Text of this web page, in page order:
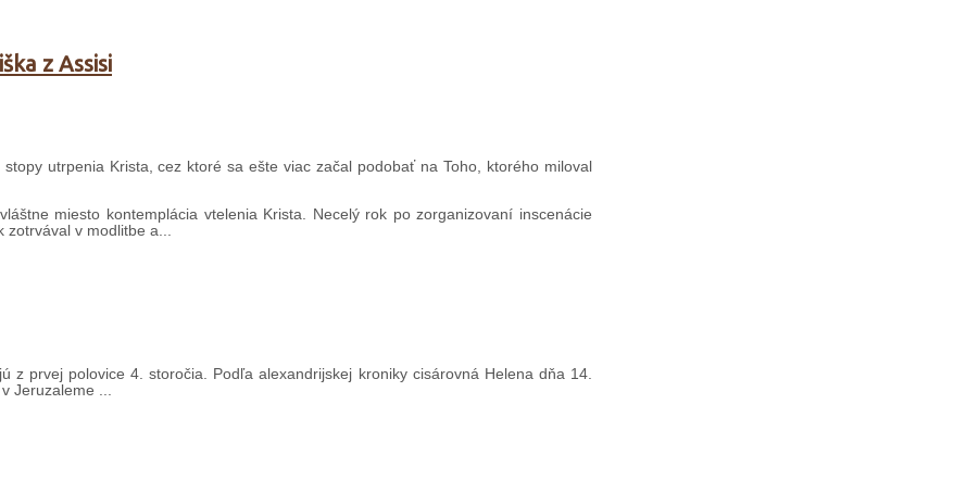
z Assisi
utrpenia Krista, cez ktoré sa ešte viac začal podobať na Toho, ktorého miloval
miesto kontemplácia vtelenia Krista. Necelý rok po zorganizovaní inscenácie
zotrvával v modlitbe a...
z prvej polovice 4. storočia. Podľa alexandrijskej kroniky cisárovná Helena dňa 14.
Jeruzaleme ...